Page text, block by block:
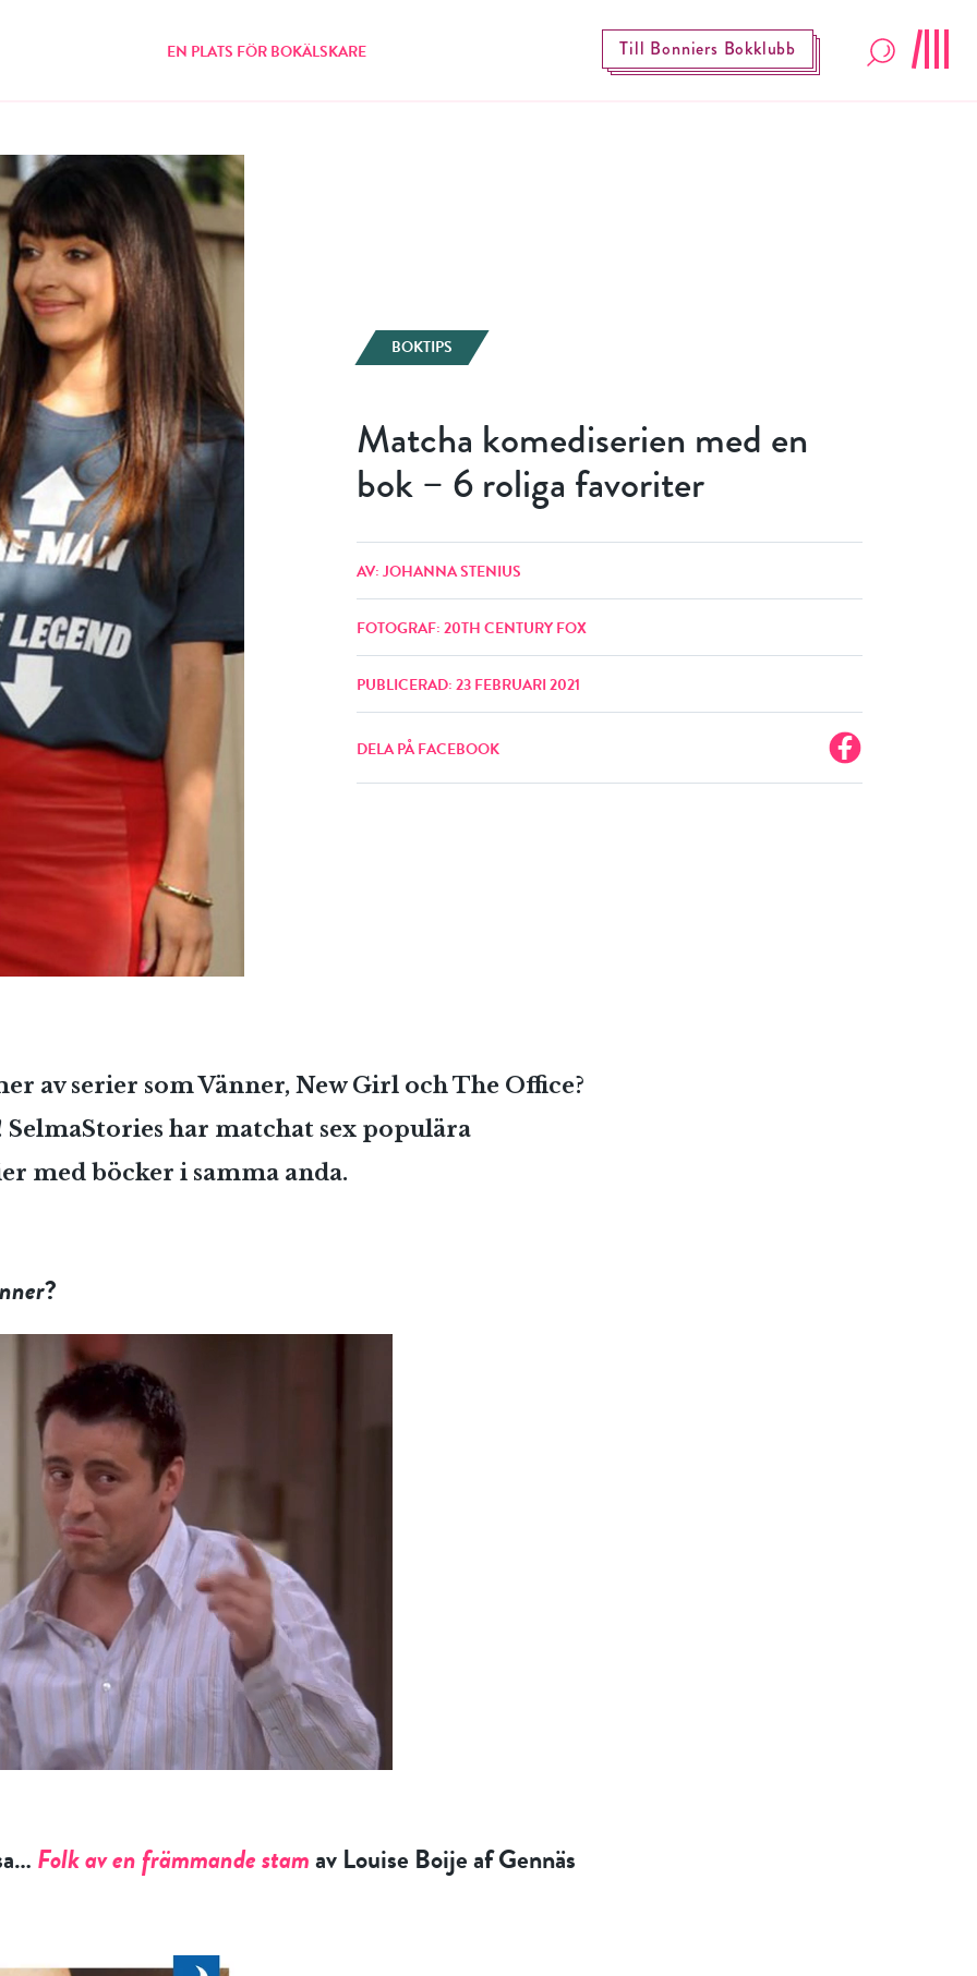
EN PLATS FÖR BOKÄLSKARE Till Bonniers Bokklubb
BOKTIPS
Matcha komediserien med en
bok – 6 roliga favoriter
AV: JOHANNA STENIUS
FOTOGRAF: 20TH CENTURY FOX
PUBLICERAD: 23 FEBRUARI 2021
DELA PÅ FACEBOOK
av serier som Vänner, New Girl och The Office?
SelmaStories har matchat sex populära
med böcker i samma anda.
?
Folk av en främmande stamav Louise Boije af Gennäs